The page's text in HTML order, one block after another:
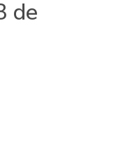
de